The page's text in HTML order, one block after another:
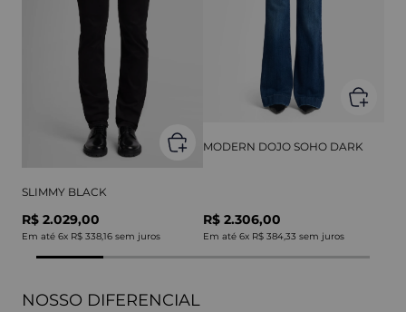
SLIMMY BLACK
R$ 2.029,00
Em até 6x R$ 338,16 sem juros
MODERN DOJO SOHO DARK
R$ 2.306,00
Em até 6x R$ 384,33 sem juros
NOSSO DIFERENCIAL